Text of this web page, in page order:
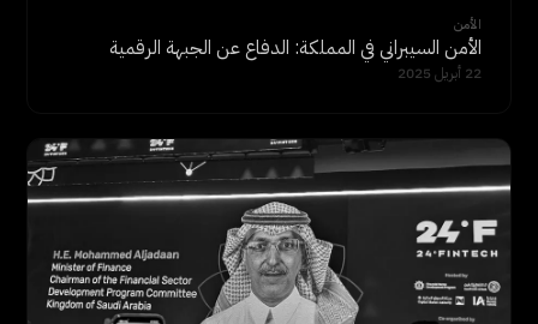
الأمن
الأمن السيبراني في المملكة: الدفاع عن الجبهة الرقمية
22 أبريل 2025